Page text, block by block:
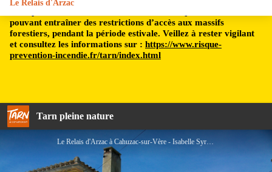
pouvant entraîner des restrictions d’accès aux massifs
forestiers, pendant la période estivale. Veillez à rester vigilant
et consultez les informations sur : https://www.risque-
prevention-incendie.fr/tarn/index.html
Tarn pleine nature
Le Relais d'Arzac
Le Relais d'Arzac à Cahuzac-sur-Vère - Isabelle Syrykh